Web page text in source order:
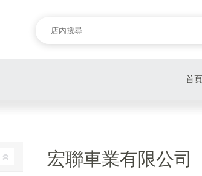
首頁
宏聯車業有限公司